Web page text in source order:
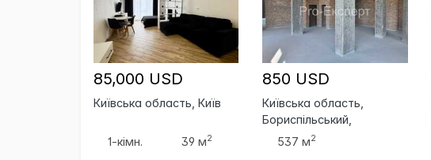
85,000 USD
Київська область, Київ
1-кімн. 39 м2
850 USD
Київська область,
Бориспільський,
Бориспіль
537 м2